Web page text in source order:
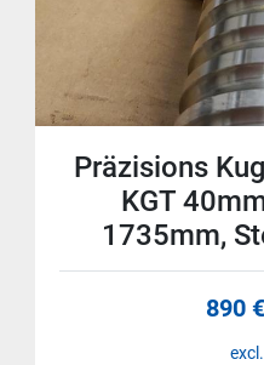
Präzisions
KGT
1735mm,
890